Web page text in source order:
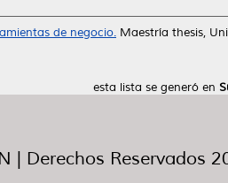
de negocio. Maestría thesis,
esta lista se generó en
| Derechos Reservados